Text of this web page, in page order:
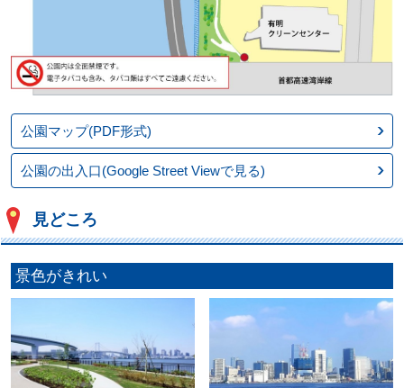
公園マップ(PDF形式)
公園の出入口(Google Street Viewで見る)
見どころ
景色がきれい